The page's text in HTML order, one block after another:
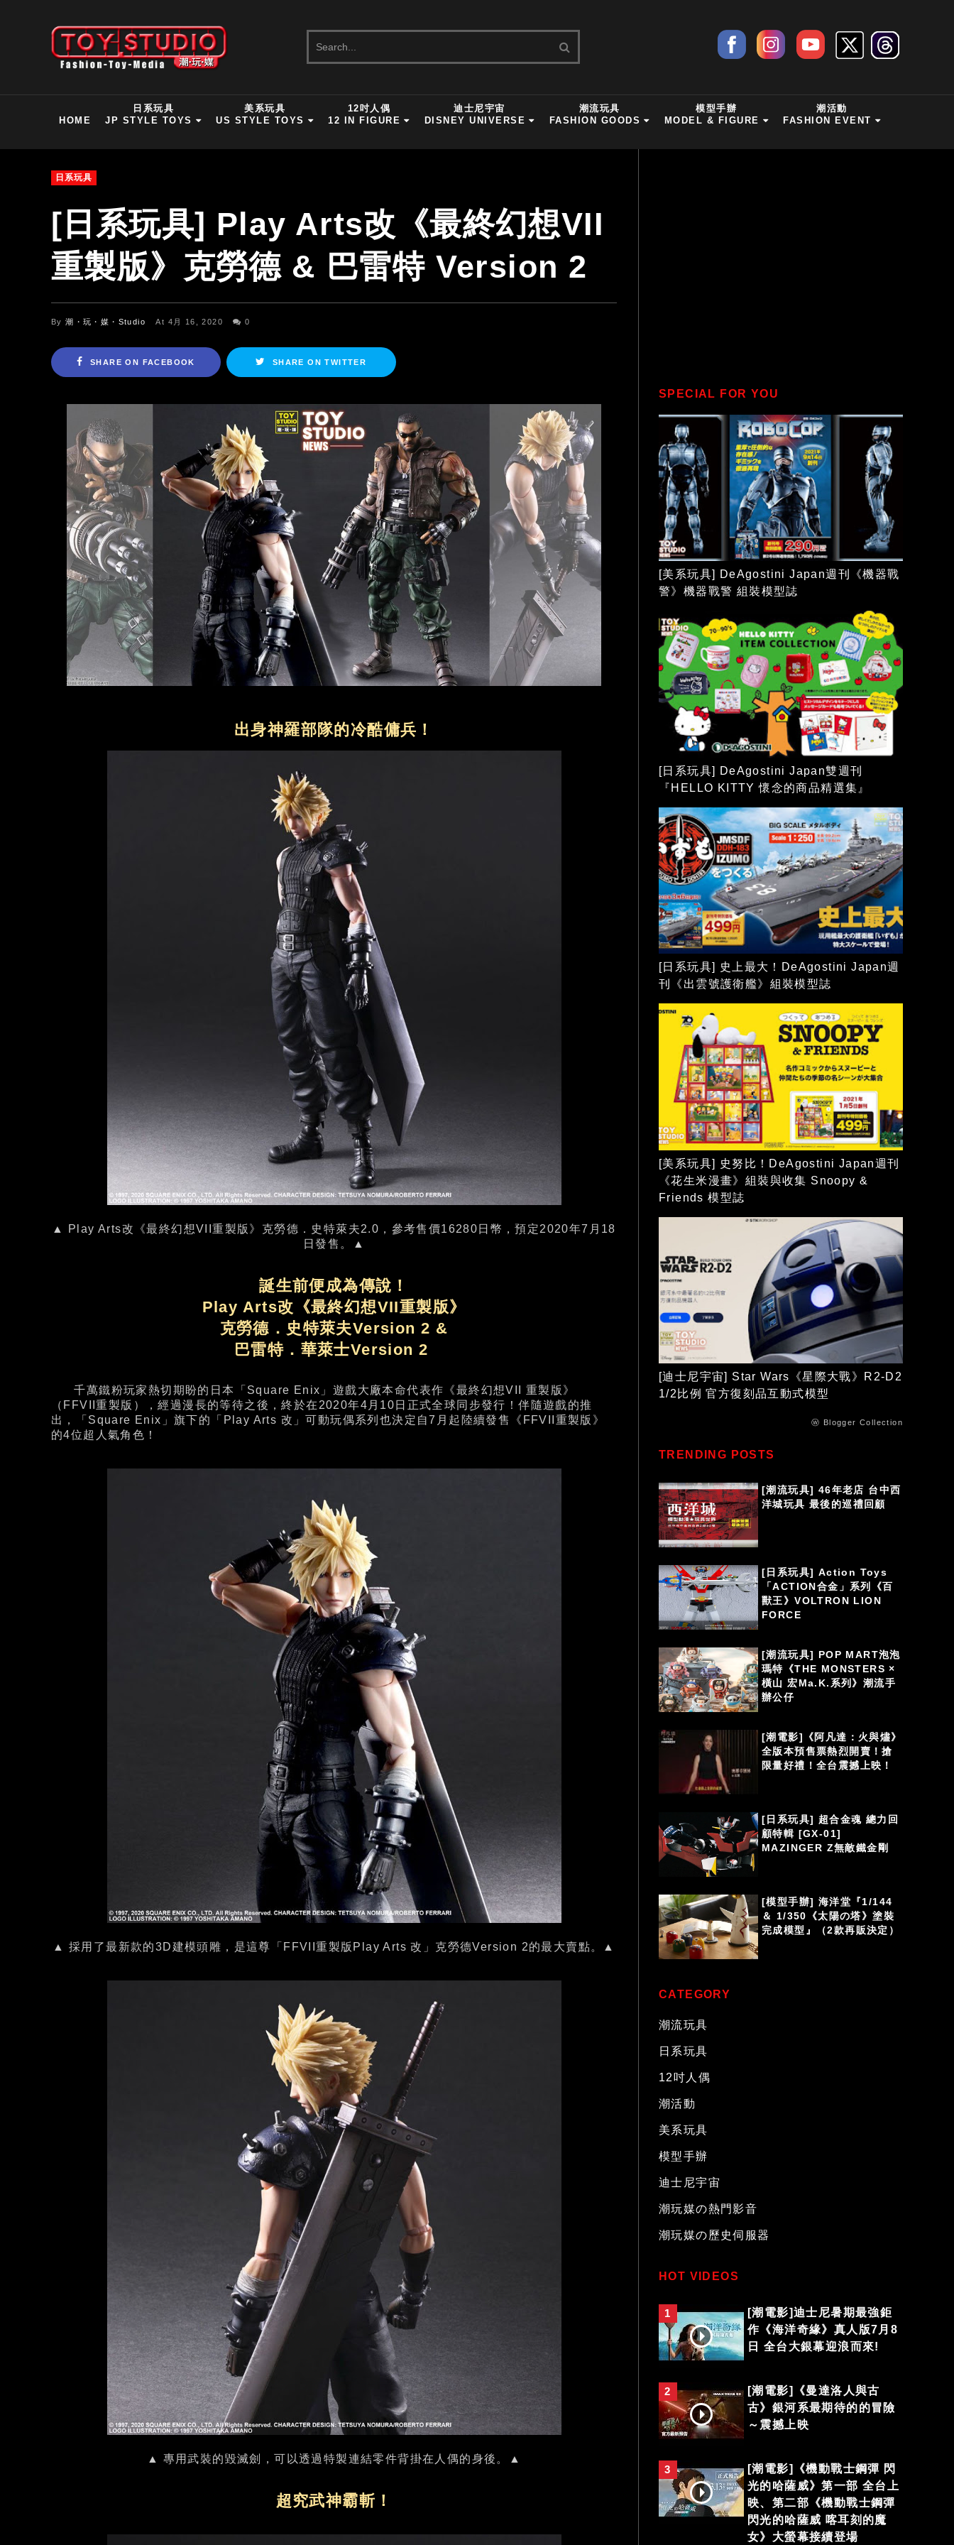
HOME
日系玩具
JP STYLE TOYS
美系玩具
US STYLE TOYS
12吋人偶
12 IN FIGURE
迪士尼宇宙
DISNEY UNIVERSE
潮流玩具
FASHION GOODS
模型手辦
MODEL & FIGURE
潮活動
FASHION EVENT
日系玩具
[日系玩具] Play Arts改《最終幻想VII
重製版》克勞德 & 巴雷特 Version 2
By潮・玩・媒・Studio At 4月 16, 2020 0
SHARE ON FACEBOOK SHARE ON TWITTER
出身神羅部隊的冷酷傭兵！
▲ Play Arts改《最終幻想VII重製版》克勞德．史特萊夫2.0，參考售價16280日幣，預定2020年7月18
日發售。▲
誕生前便成為傳說！
Play Arts改《最終幻想VII重製版》
克勞德．史特萊夫Version 2 &
巴雷特．華萊士Version 2
千萬鐵粉玩家熱切期盼的日本「Square Enix」遊戲大廠本命代表作《最終幻想VII 重製版》
（FFVII重製版），經過漫長的等待之後，終於在2020年4月10日正式全球同步發行！伴隨遊戲的推
出，「Square Enix」旗下的「Play Arts 改」可動玩偶系列也決定自7月起陸續發售《FFVII重製版》
的4位超人氣角色！
▲ 採用了最新款的3D建模頭雕，是這尊「FFVII重製版Play Arts 改」克勞德Version 2的最大賣點。▲
▲ 專用武裝的毀滅劍，可以透過特製連結零件背掛在人偶的身後。▲
超究武神霸斬！
SPECIAL FOR YOU
[美系玩具] DeAgostini Japan週刊《機器戰
警》機器戰警 組裝模型誌
[日系玩具] DeAgostini Japan雙週刊
『HELLO KITTY 懷念的商品精選集』
[日系玩具] 史上最大！DeAgostini Japan週
刊《出雲號護衛艦》組裝模型誌
[美系玩具] 史努比！DeAgostini Japan週刊
《花生米漫畫》組裝與收集 Snoopy &
Friends 模型誌
[迪士尼宇宙] Star Wars《星際大戰》R2-D2
1/2比例 官方復刻品互動式模型
ⓦ Blogger Collection
TRENDING POSTS
[潮流玩具] 46年老店 台中西
洋城玩具 最後的巡禮回顧
[日系玩具] Action Toys
「ACTION合金」系列《百
獸王》VOLTRON LION
FORCE
[潮流玩具] POP MART泡泡
瑪特《THE MONSTERS ×
橫山 宏Ma.K.系列》潮流手
辦公仔
[潮電影]《阿凡達：火與燼》
全版本預售票熱烈開賣！搶
限量好禮！全台震撼上映！
[日系玩具] 超合金魂 總力回
顧特輯 [GX-01]
MAZINGER Z無敵鐵金剛
[模型手辦] 海洋堂『1/144
＆ 1/350《太陽の塔》塗裝
完成模型』（2款再販決定）
CATEGORY
潮流玩具
日系玩具
12吋人偶
潮活動
美系玩具
模型手辦
迪士尼宇宙
潮玩媒の熱門影音
潮玩媒の歷史伺服器
HOT VIDEOS
1
[潮電影]迪士尼暑期最強鉅
作《海洋奇緣》真人版7月8
日 全台大銀幕迎浪而來!
2
[潮電影]《曼達洛人與古
古》銀河系最期待的的冒險
～震撼上映
3
[潮電影]《機動戰士鋼彈 閃
光的哈薩威》第一部 全台上
映、第二部《機動戰士鋼彈
閃光的哈薩威 喀耳刻的魔
女》大螢幕接續登場